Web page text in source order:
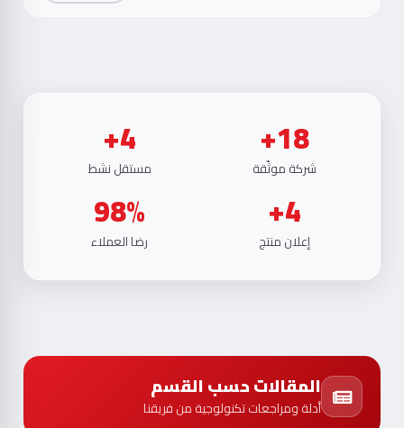
18+
شركة موثّقة
4+
مستقل نشط
4+
إعلان منتج
98%
رضا العملاء
المقالات حسب القسم
أدلة ومراجعات تكنولوجية من فريقنا